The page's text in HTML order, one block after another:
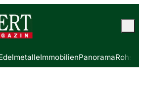
ImmobilienPanorama